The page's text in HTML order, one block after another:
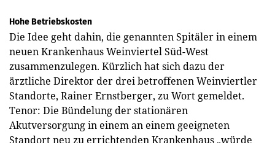
Hohe Betriebskosten
Die Idee geht dahin, die genannten Spitäler in einem
neuen Krankenhaus Weinviertel Süd-West
zusammenzulegen. Kürzlich hat sich dazu der
ärztliche Direktor der drei betroffenen Weinviertler
Standorte, Rainer Ernstberger, zu Wort gemeldet.
Tenor: Die Bündelung der stationären
Akutversorgung in einem an einem geeigneten
Standort neu zu errichtenden Krankenhaus „würde